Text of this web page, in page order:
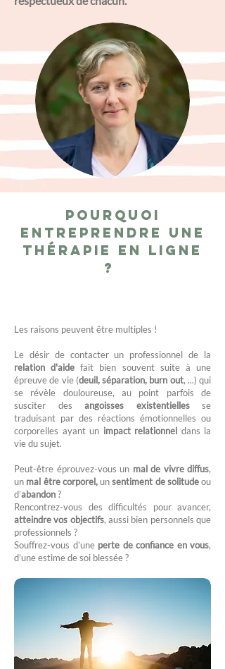
Pourquoi
entreprendre une
thérapie en ligne
?
Les raisons peuvent être multiples !
Le désir de contacter un professionnel de la
relation d'aide fait bien souvent suite à une
épreuve de vie (deuil, séparation, burn out, ...) qui
se révèle douloureuse, au point parfois de
susciter des angoisses existentiellesse
traduisant par des réactions émotionnelles ou
corporelles ayant un impact relationnel dans la
vie du sujet.
Peut-être éprouvez-vous un mal de vivre diffus,
un mal être corporel,unsentiment de solitudeou
d’abandon?
Rencontrez-vous des difficultés pour avancer,
atteindre vos objectifs, aussi bien personnels que
professionnels ?
Souffrez-vous d’une perte de confiance en vous,
d’une estime de soi blessée ?​​